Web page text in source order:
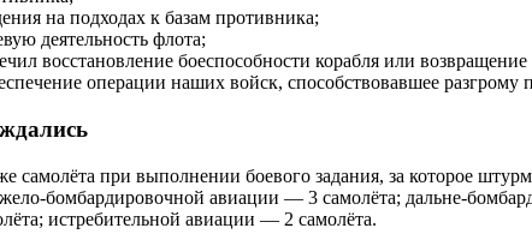
на подходах к базам противника;
деятельность флота;
восстановление боеспособности корабля или возвращение
операции наших войск, способствовавшее разгрому
самолёта при выполнении боевого задания, за которое
бомбардировочной авиации — 3 самолёта; дальне-
истребительной авиации — 2 самолёта.